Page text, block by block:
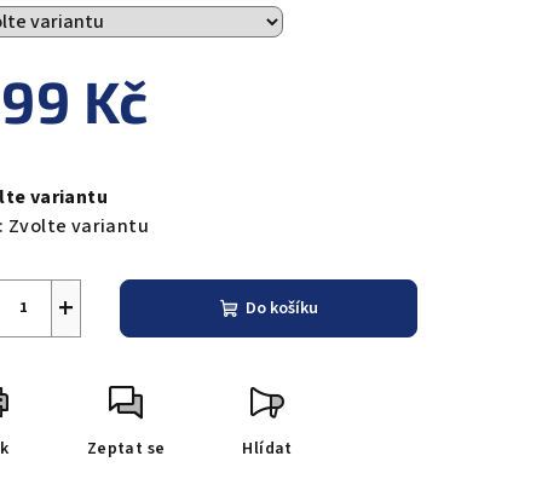
Kč
variantu
Zvolte variantu
+ Do košíku
Zeptat se Hlídat